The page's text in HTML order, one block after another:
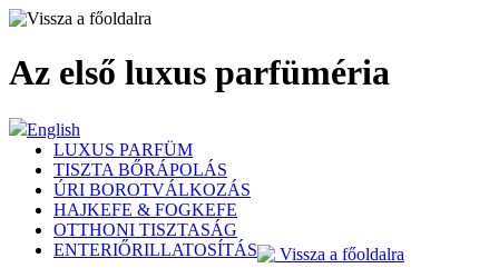
Az első luxus parfüméria
English
LUXUS PARFÜM
TISZTA BŐRÁPOLÁS
ÚRI BOROTVÁLKOZÁS
HAJKEFE & FOGKEFE
OTTHONI TISZTASÁG
ENTERIŐRILLATOSÍTÁS
Vissza a főoldalra